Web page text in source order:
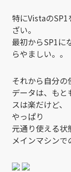
特にVistaの
ざい。
最初からSP1に
らやましい。。
それから自分の
データは、も
スは楽だけど、
やっぱり
元通り使える状
メインマシンで